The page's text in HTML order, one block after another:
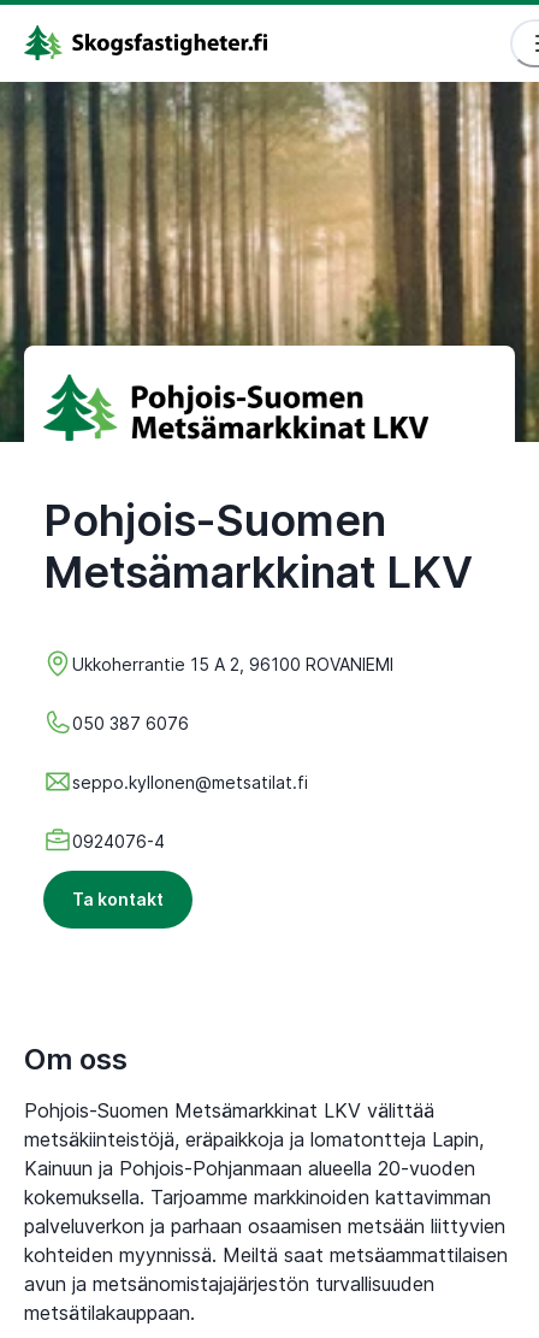
Pohjois-Suomen
Metsämarkkinat LKV
Ukkoherrantie 15 A 2, 96100 ROVANIEMI
050 387 6076
seppo.kyllonen@metsatilat.fi
0924076-4
Ta kontakt
Om oss
Pohjois-Suomen Metsämarkkinat LKV välittää
metsäkiinteistöjä, eräpaikkoja ja lomatontteja Lapin,
Kainuun ja Pohjois-Pohjanmaan alueella 20-vuoden
kokemuksella. Tarjoamme markkinoiden kattavimman
palveluverkon ja parhaan osaamisen metsään liittyvien
kohteiden myynnissä. Meiltä saat metsäammattilaisen
avun ja metsänomistajajärjestön turvallisuuden
metsätilakauppaan.